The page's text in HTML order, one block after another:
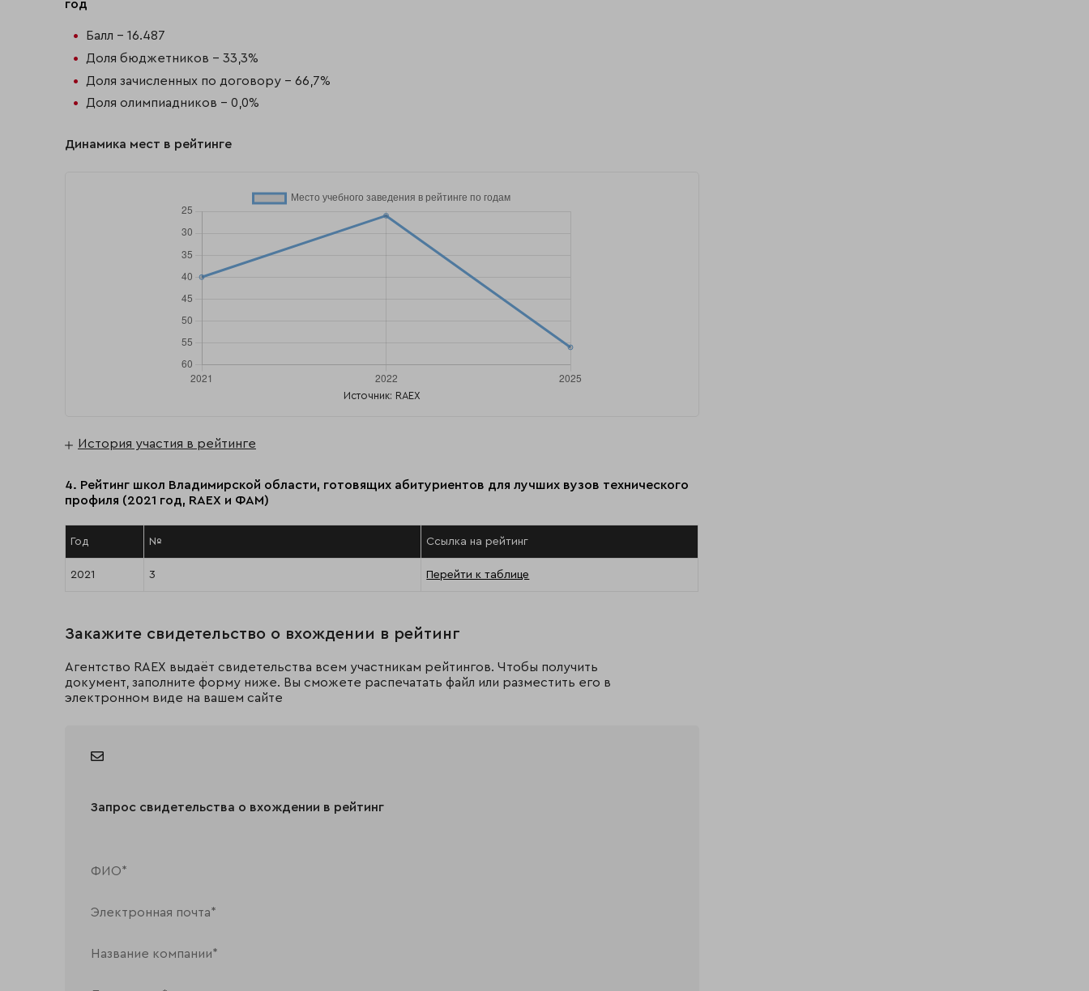
год
Балл - 16.487
Доля бюджетников - 33,3%
Доля зачисленных по договору - 66,7%
Доля олимпиадников - 0,0%
Динамика мест в рейтинге
Источник: RAEX
История участия в рейтинге
4. Рейтинг школ Владимирской области, готовящих абитуриентов для лучших вузов технического
профиля (2021 год, RAEX и ФАМ)
Год № Ссылка на рейтинг
2021 3 Перейти к таблице
Закажите свидетельство о вхождении в рейтинг
Агентство RAEX выдаёт свидетельства всем участникам рейтингов. Чтобы получить
документ, заполните форму ниже. Вы сможете распечатать файл или разместить его в
электронном виде на вашем сайте
Запрос свидетельства о вхождении в рейтинг